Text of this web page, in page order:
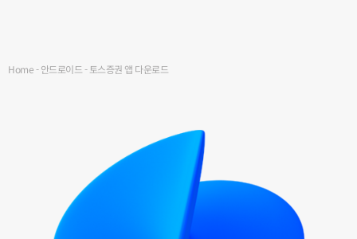
Home-안드로이드- 토스증권 앱 다운로드